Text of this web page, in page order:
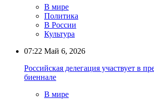
В мире
Политика
В России
Культура
07:22 Май 6, 2026
Российская делегация участвует в
биеннале
В мире